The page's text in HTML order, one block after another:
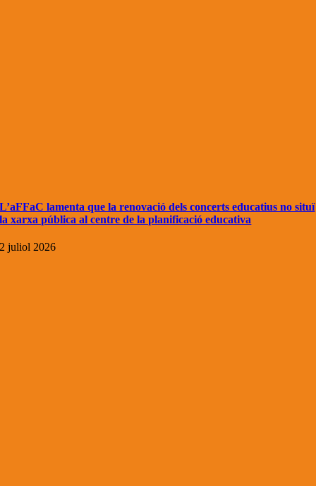
L’aFFaC lamenta que la renovació dels concerts educatius no situï
la xarxa pública al centre de la planificació educativa
2 juliol 2026